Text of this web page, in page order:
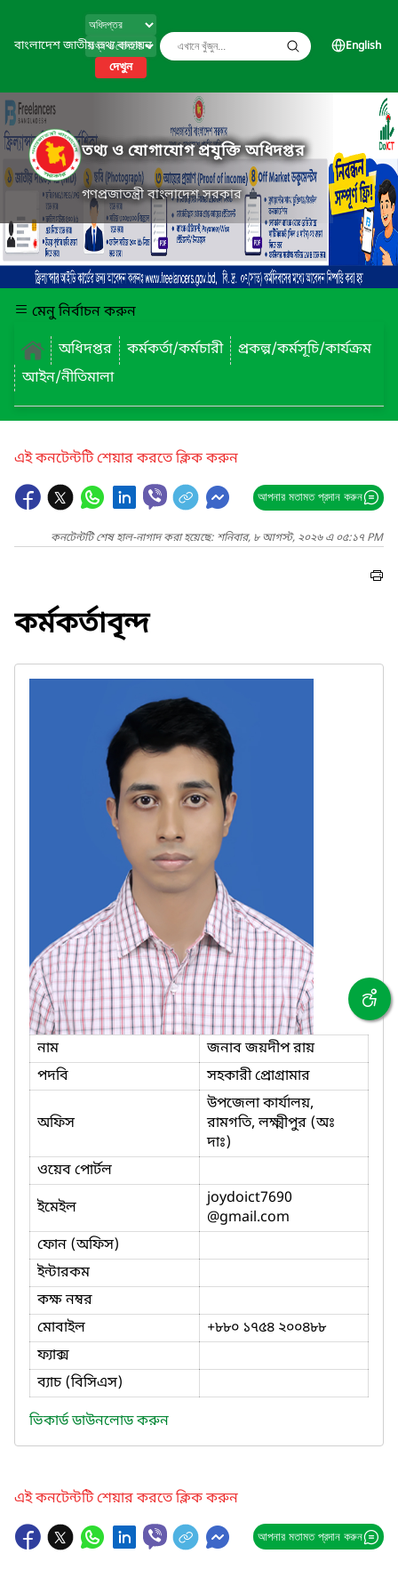
বাংলাদেশ জাতীয় তথ্য বাতায়ন
দেখুন
English
তথ্য ও যোগাযোগ প্রযুক্তি অধিদপ্তর
গণপ্রজাতন্ত্রী বাংলাদেশ সরকার
মেনু নির্বাচন করুন
অধিদপ্তর
কর্মকর্তা/কর্মচারী
প্রকল্প/কর্মসূচি/কার্যক্রম
আইন/নীতিমালা
এই কনটেন্টটি শেয়ার করতে ক্লিক করুন
আপনার মতামত প্রদান করুন
কনটেন্টটি শেষ হাল-নাগাদ করা হয়েছে: শনিবার, ৮ আগস্ট, ২০২৬ এ ০৫:১৭ PM
কর্মকর্তাবৃন্দ
নাম
জনাব জয়দীপ রায়
পদবি
সহকারী প্রোগ্রামার
অফিস
উপজেলা কার্যালয়,
রামগতি, লক্ষ্মীপুর (অঃ
দাঃ)
ওয়েব পোর্টল
ইমেইল
joydoict7690
@gmail.com
ফোন (অফিস)
ইন্টারকম
কক্ষ নম্বর
মোবাইল
+৮৮০ ১৭৫৪ ২০০৪৮৮
ফ্যাক্স
ব্যাচ (বিসিএস)
ভিকার্ড ডাউনলোড করুন
এই কনটেন্টটি শেয়ার করতে ক্লিক করুন
আপনার মতামত প্রদান করুন